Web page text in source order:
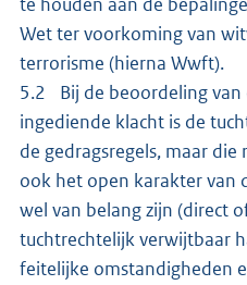
Wet ter voorkoming van
terrorisme (hierna Wwft).
5.2 Bij de beoordeling van
ingediende klacht is de
de gedragsregels, maar die
ook het open karakter van
wel van belang zijn (direct
tuchtrechtelijk verwijtbaar
feitelijke omstandigheden